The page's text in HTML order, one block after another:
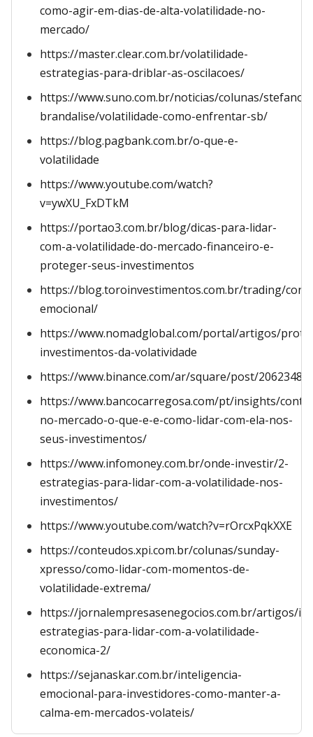
como-agir-em-dias-de-alta-volatilidade-no-
mercado/
https://master.clear.com.br/volatilidade-
estrategias-para-driblar-as-oscilacoes/
https://www.suno.com.br/noticias/colunas/stefano-
brandalise/volatilidade-como-enfrentar-sb/
https://blog.pagbank.com.br/o-que-e-
volatilidade
https://www.youtube.com/watch?
v=ywXU_FxDTkM
https://portao3.com.br/blog/dicas-para-lidar-
com-a-volatilidade-do-mercado-financeiro-e-
proteger-seus-investimentos
https://blog.toroinvestimentos.com.br/trading/
emocional/
https://www.nomadglobal.com/portal/artigos/
investimentos-da-volatividade
https://www.binance.com/ar/square/post/
https://www.bancocarregosa.com/pt/insights/
no-mercado-o-que-e-e-como-lidar-com-ela-nos-
seus-investimentos/
https://www.infomoney.com.br/onde-investir/2-
estrategias-para-lidar-com-a-volatilidade-nos-
investimentos/
https://www.youtube.com/watch?v=rOrcxPqkXXE
https://conteudos.xpi.com.br/colunas/sunday-
xpresso/como-lidar-com-momentos-de-
volatilidade-extrema/
https://jornalempresasenegocios.com.br/artigos/
estrategias-para-lidar-com-a-volatilidade-
economica-2/
https://sejanaskar.com.br/inteligencia-
emocional-para-investidores-como-manter-a-
calma-em-mercados-volateis/